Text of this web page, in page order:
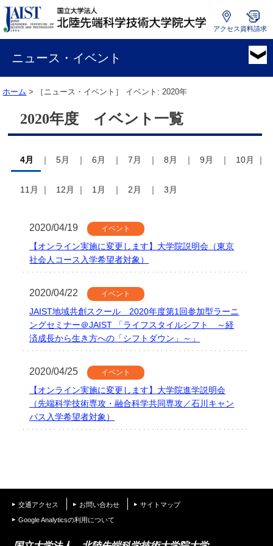
国
学
法
陸
アクセス 資料請求
ニュース・イベント
ホーム > ［ニュース・イベント］ イベント: 2020年
2020年度 イベント一覧
4月 5月 6月 7月 8月 9月 10月
11月 12月 1月 2月 3月
2020/04/19 イベント
【オンライン実施に変更します】大学院説明会（東京
社会人コース入学希望者対象）
2020/04/22 イベント
JAIST地域共創スクール 2020年度第1回参加型ラーニ
ングセミナー＠JAIST 「ライフスタイルシフト ～経
済成長から生き方への「シフトダウン」～」
2020/04/25 イベント
【オンライン実施に変更します】大学院進学説明会
（先端科学技術専攻・融合科学共同専攻／石川キャン
パス入学希望者対象）
交通アクセス お問い合わせ サイトマップ
Google Analyticsの利用について